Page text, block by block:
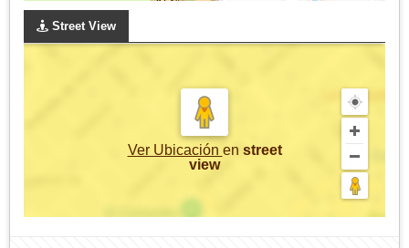
Street View
Ver Ubicación en street
view